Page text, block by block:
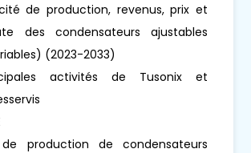
de production, revenus, prix et
des condensateurs ajustables
(2023-2033)
activités de Tusonix et
de production de condensateurs